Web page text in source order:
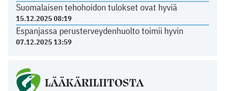
Suomalaisen tehohoidon tulokset ovat hyviä
15.12.2025 08:19
Espanjassa perusterveydenhuolto toimii hyvin
07.12.2025 13:59
LÄÄKÄRILIITOSTA